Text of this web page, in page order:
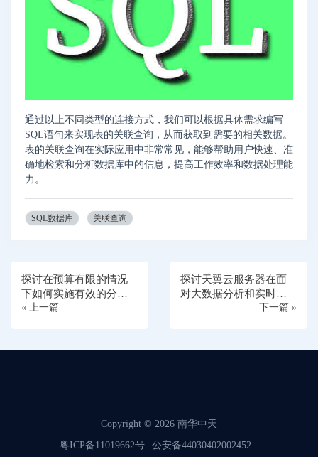
通过以上不同类型的连接方式，我们可以根据具体需求编写
SQL语句来实现表的关联查询，从而获取到需要的相关数据。
表的关联查询在实际应用中非常常见，能够帮助用户快速、准
确地检索和分析数据库中的信息，提高工作效率和数据处理能
力。
SQL数据库 关联查询
探讨在预算有限的情况
下如何实施有效的分布
式拒绝服务（DDoS）攻
« 上一篇
探讨天翼云服务器在面
对大数据分析和实时处
理挑战时的重要作用下一篇 »
Copyright © 2026 南华中天
粤ICP备11019662号
公安备44030402002452